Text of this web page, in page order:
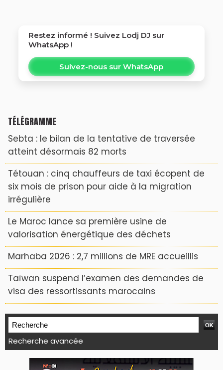
Restez informé ! Suivez Lodj DJ sur
WhatsApp !
Suivez-nous sur WhatsApp
TÉLÉGRAMME
Sebta : le bilan de la tentative de traversée
atteint désormais 82 morts
Tétouan : cinq chauffeurs de taxi écopent de
six mois de prison pour aide à la migration
irrégulière
Le Maroc lance sa première usine de
valorisation énergétique des déchets
Marhaba 2026 : 2,7 millions de MRE accueillis
Taïwan suspend l’examen des demandes de
visa des ressortissants marocains
Recherche avancée